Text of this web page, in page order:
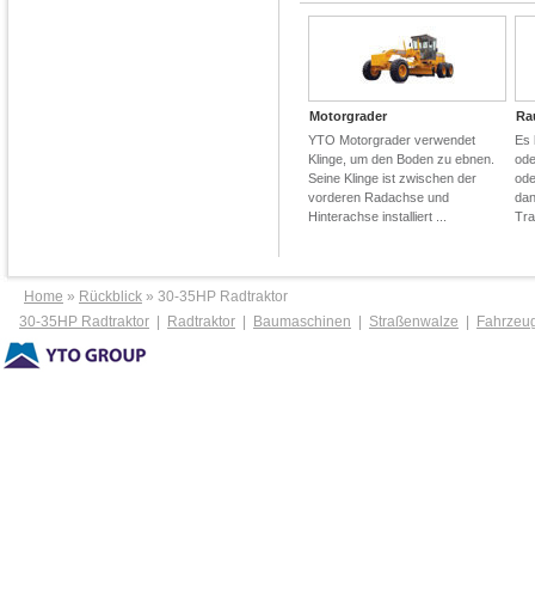
Motorgrader
YTO Motorgrader verwendet
Klinge, um den Boden zu ebnen.
Seine Klinge ist zwischen der
vorderen Radachse und
Hinterachse installiert ...
Es
Home » Rückblick » 30-35HP Radtraktor
30-35HP Radtraktor
Radtraktor Baumaschinen Straßenwalze